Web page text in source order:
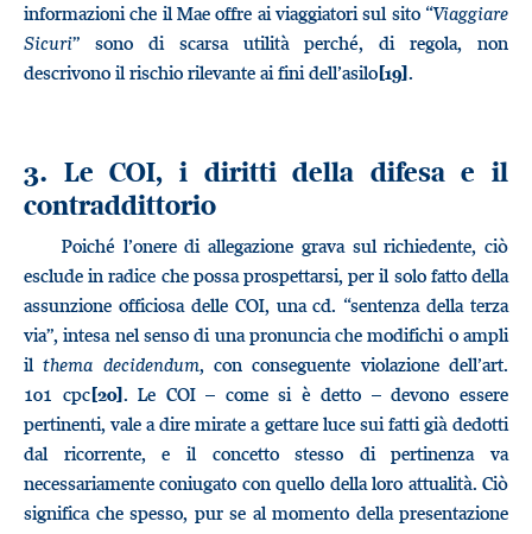
informazioni che il Mae offre ai viaggiatori sul sito “Viaggiare
Sicuri” sono di scarsa utilità perché, di regola, non
descrivono il rischio rilevante ai fini dell’asilo[19].
3. Le COI, i diritti della difesa e il
contraddittorio
Poiché l’onere di allegazione grava sul richiedente, ciò
esclude in radice che possa prospettarsi, per il solo fatto della
assunzione officiosa delle COI, una cd. “sentenza della terza
via”, intesa nel senso di una pronuncia che modifichi o ampli
ilthema decidendum, con conseguente violazione dell’art.
101 cpc[20]. Le COI – come si è detto – devono essere
pertinenti, vale a dire mirate a gettare luce sui fatti già dedotti
dal ricorrente, e il concetto stesso di pertinenza va
necessariamente coniugato con quello della loro attualità. Ciò
significa che spesso, pur se al momento della presentazione